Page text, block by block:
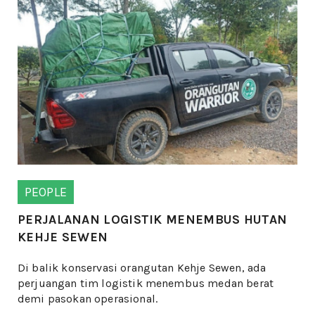
PEOPLE
PERJALANAN LOGISTIK MENEMBUS HUTAN
KEHJE SEWEN
Di balik konservasi orangutan Kehje Sewen, ada
perjuangan tim logistik menembus medan berat
demi pasokan operasional.